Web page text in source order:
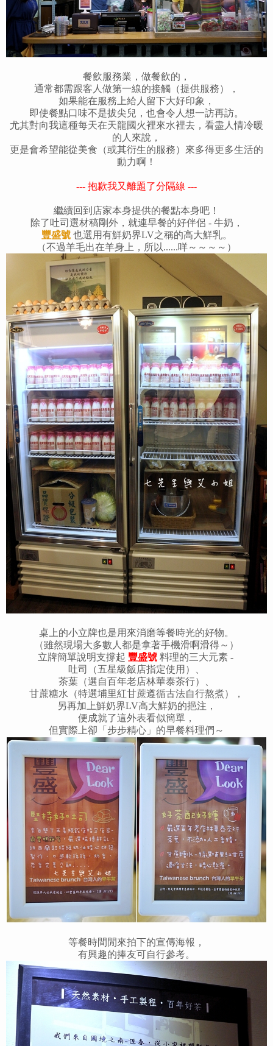
餐飲服務業，做餐飲的，
通常都需跟客人做第一線的接觸（提供服務），
如果能在服務上給人留下大好印象，
即使餐點口味不是拔尖兒，也會令人想一訪再訪。
尤其對向我這種每天在天龍國火裡來水裡去，看盡人情冷暖
的人來說，
更是會希望能從美食（或其衍生的服務）來多得更多生活的
動力啊！
--- 抱歉我又離題了分隔線 ---
繼續回到店家本身提供的餐點本身吧！
除了吐司選材稿剛外，就連早餐的好伴侶 - 牛奶，
豐盛號也選用有鮮奶界LV之稱的高大鮮乳。
（不過羊毛出在羊身上，所以......咩～～～～）
桌上的小立牌也是用來消磨等餐時光的好物。
（雖然現場大多數人都是拿著手機滑啊滑得～）
立牌簡單說明支撐起 豐盛號料理的三大元素 -
吐司（五星級飯店指定使用）、
茶葉（選自百年老店林華泰茶行）、
甘蔗糖水（特選埔里紅甘蔗遵循古法自行熬煮），
另再加上鮮奶界LV高大鮮奶的挹注，
便成就了這外表看似簡單，
但實際上卻「步步精心」的早餐料理們～
等餐時間閒來拍下的宣傳海報，
有興趣的捧友可自行參考。